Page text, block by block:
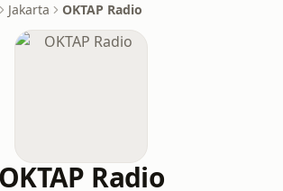
Jakarta OKTAP Radio
OKTAP Radio